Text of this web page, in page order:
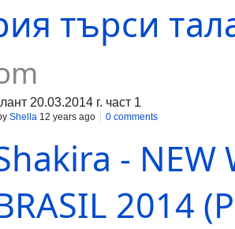
търси
20.03.2014 г. част 1
Shella 12 years ago 0 comments
- NEW
2014